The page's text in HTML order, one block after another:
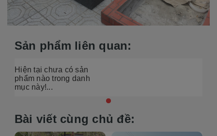
Sản phẩm liên quan:
Hiện tại chưa có sản
phẩm nào trong danh
mục này!...
Bài viết cùng chủ đề: